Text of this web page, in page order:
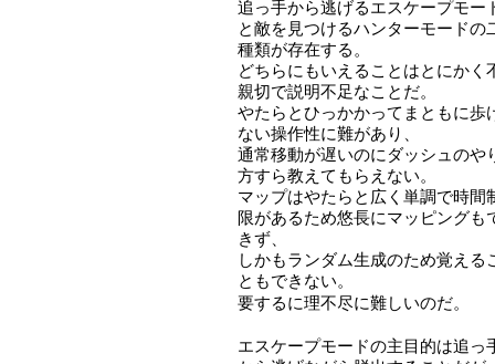
追っ手から逃げるエスケープモー
と敵を見つけるハンターモードの
種類が存在する。
どちらにもいえることはとにかく
親切で説明不足なことだ。
やたらとひっかかってまともに歩
ない操作性に難があり、
通常移動が遅いのにダッシュのや
方すら教えてもらえない。
マップはやたらと広く単調で時間
限があるため悠長にマッピングも
きず、
しかもランダム生成のため覚える
ともできない。
要するに理不尽に難しいのだ。
エスケープモードの主目的は追っ